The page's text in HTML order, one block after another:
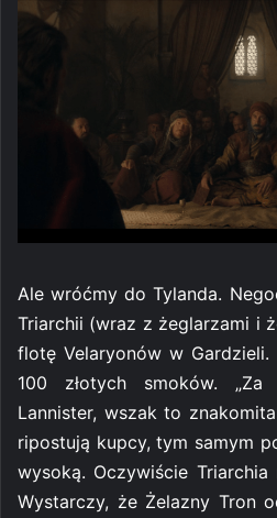
Ale wróćmy do Tylanda.
Triarchii (wraz z żeglarzami i
flotę Velaryonów w
100 złotych smoków.
Lannister, wszak to
ripostują kupcy, tym samym
wysoką. Oczywiście
Wystarczy, że Żelazny Tron